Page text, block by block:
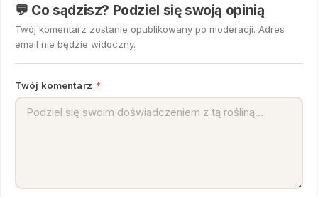
💬 Co sądzisz? Podziel się swoją opinią
Twój komentarz zostanie opublikowany po moderacji. Adres
email nie będzie widoczny.
Twój komentarz *